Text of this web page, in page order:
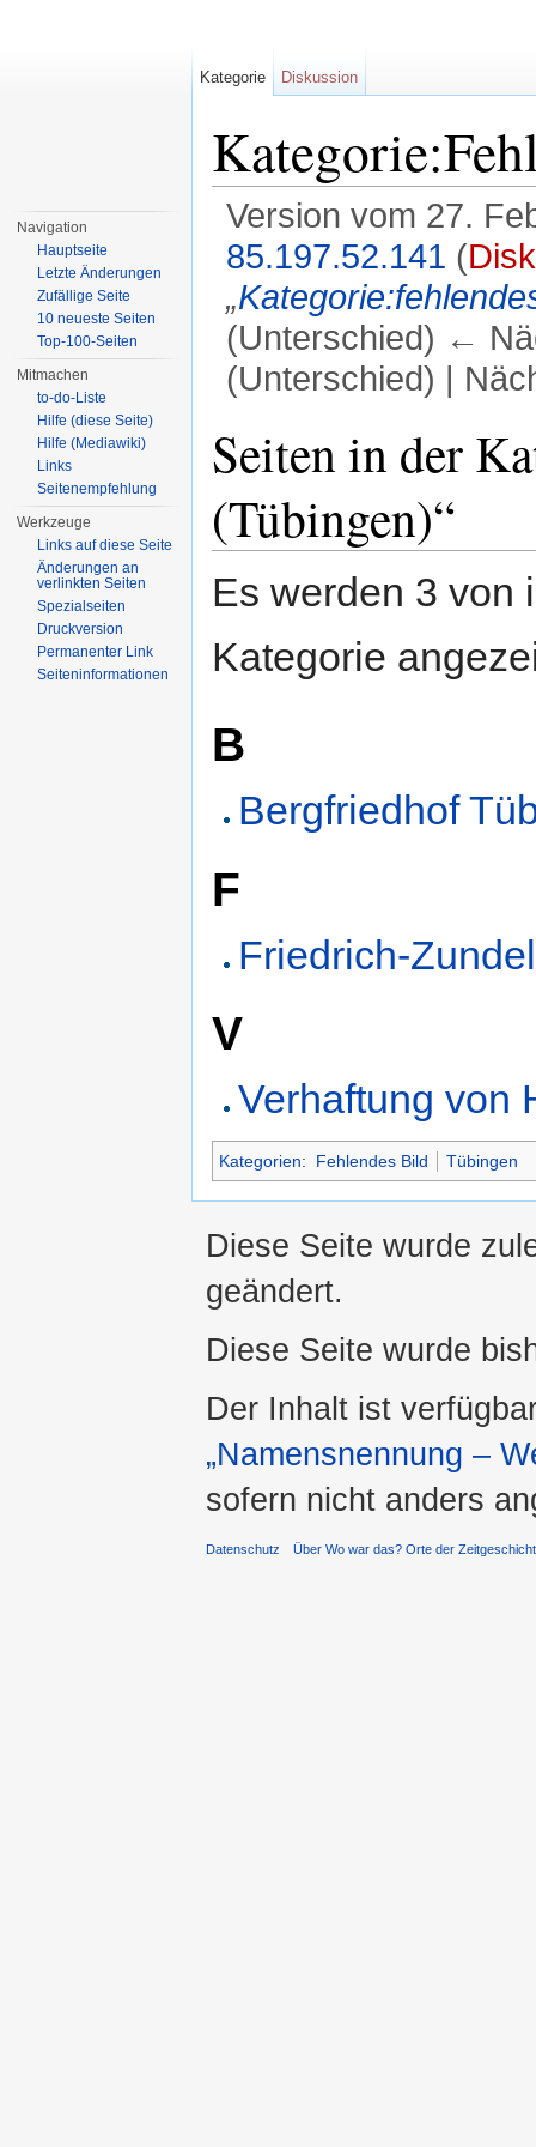
Version vom 27.
85.197.52.141 (
„
(Unterschied) ←
(Unterschied) |
Seiten in der
(Tübingen)“
Es werden 3 von
Kategorie
B
Bergfriedhof
F
Friedrich-
V
Verhaftung von
Kategorien: Fehlendes Bild Tübingen
Kategorie Diskussion
Navigation
Hauptseite
Letzte Änderungen
Zufällige Seite
10 neueste Seiten
Top-100-Seiten
Mitmachen
to-do-Liste
Hilfe (diese Seite)
Hilfe (Mediawiki)
Links
Seitenempfehlung
Werkzeuge
Links auf diese Seite
Änderungen an
verlinkten Seiten
Spezialseiten
Druckversion
Permanenter Link
Seiteninformationen
Diese Seite wurde
geändert.
Diese Seite wurde
Der Inhalt ist
„Namensnennung –
sofern nicht anders
Datenschutz Über Wo war das? Orte der